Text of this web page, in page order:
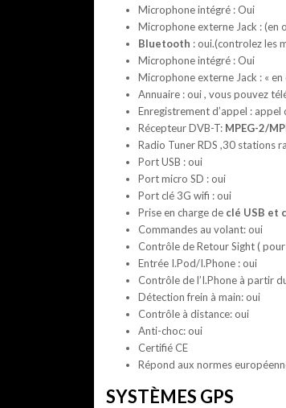
Microphone intégré : Oui
Microphone externe Jack : (en
Bluetooth : oui.(controlez les
Microphone intégré : Oui
Microphone externe Jack : « en
Annuaire : oui , vous pouvez
Enregistrement d’appel :
Récepteur DVB-T: MPEG-2/
Radio Tuner RDS ,30 stations
Port USB : oui
Port micro SD : oui
Port clé 3G wifi : oui
Prise en charge de clé USB et
Commandes au volant: oui
Contrôle de Retour Sight (
Entrée I.Pod/I.Phone : oui
Contrôle de l’I.Phone à partir
Détection frein à main: oui
Contrôle à distance: oui
Anti-choc: oui
Certifié CE
Répond aux normes
SYSTÈMES GPS